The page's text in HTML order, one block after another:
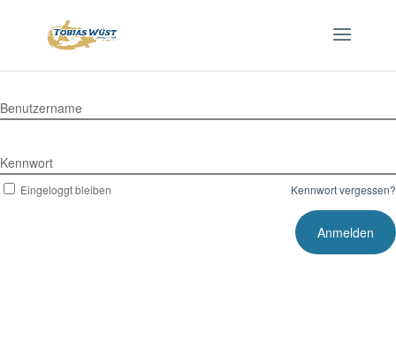
Benutzername
Kennwort
Eingeloggt bleiben Kennwort vergessen?